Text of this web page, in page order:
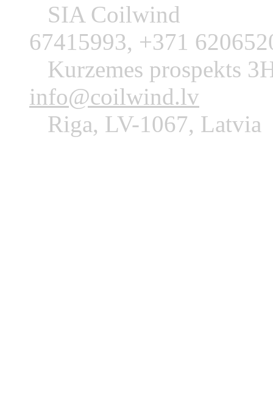
SIA
67415993, +371
Kurzemes
info@coilwind.lv
Riga, LV-1067, Latvia